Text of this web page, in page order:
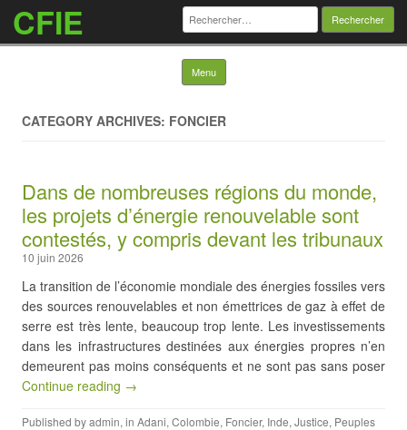
CFIE Rechercher :
Menu Skip to content
CATEGORY ARCHIVES: FONCIER
Dans de nombreuses régions du monde,
les projets d’énergie renouvelable sont
contestés, y compris devant les tribunaux
10 juin 2026
La transition de l’économie mondiale des énergies fossiles vers
des sources renouvelables et non émettrices de gaz à effet de
serre est très lente, beaucoup trop lente. Les investissements
dans les infrastructures destinées aux énergies propres n’en
demeurent pas moins conséquents et ne sont pas sans poser
Continue reading →
Published byadmin, in Adani, Colombie, Foncier, Inde, Justice, Peuples